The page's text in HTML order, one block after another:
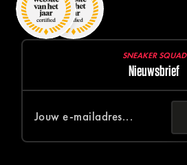
SNEAKER SQUAD
Nieuwsbrief